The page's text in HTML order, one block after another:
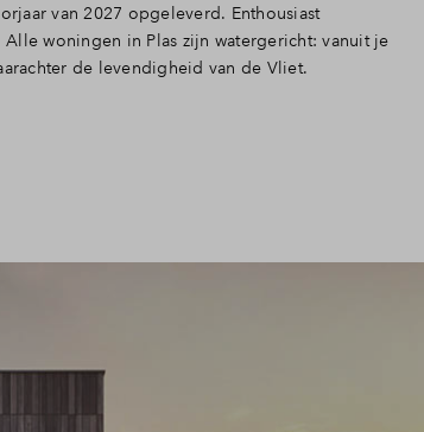
van 2027 opgeleverd. Enthousiast
woningen in Plas zijn watergericht: vanuit je
de levendigheid van de Vliet.